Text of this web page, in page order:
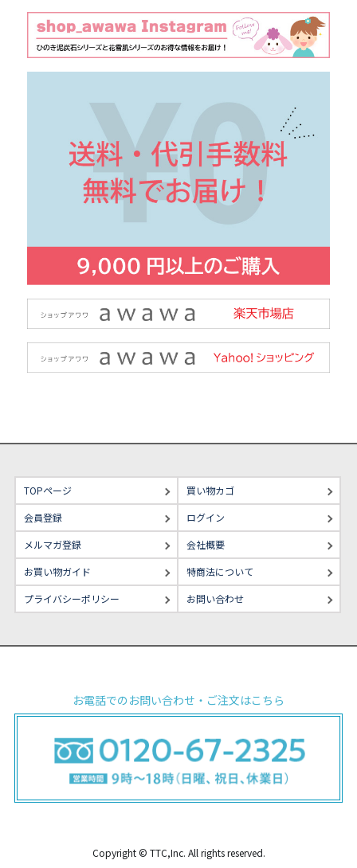
TOPページ
買い物カゴ
会員登録
ログイン
メルマガ登録
会社概要
お買い物ガイド
特商法について
プライバシーポリシー
お問い合わせ
お電話でのお問い合わせ・ご注文はこちら
Copyright © TTC,Inc. All rights reserved.